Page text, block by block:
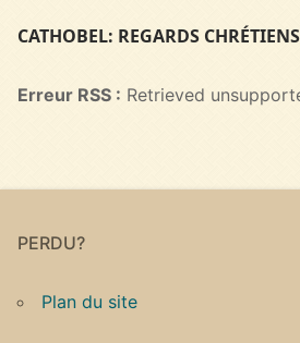
CATHOBEL: REGARDS
Erreur RSS : Retrieved
PERDU?
Plan du site